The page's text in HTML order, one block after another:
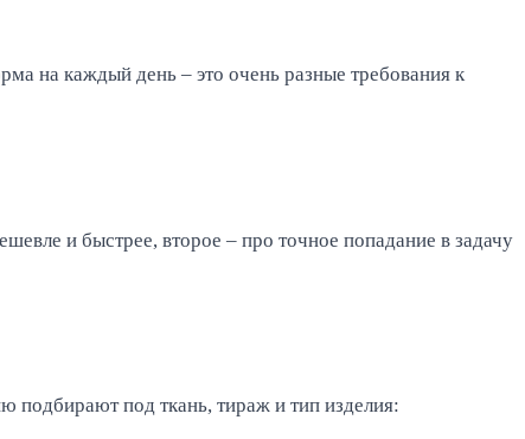
на каждый день – это очень разные требования к
и быстрее, второе – про точное попадание в задачу
подбирают под ткань, тираж и тип изделия: